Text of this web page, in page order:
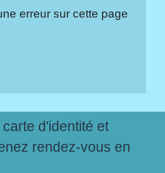
erreur sur cette page
d'identité et
rendez-vous en